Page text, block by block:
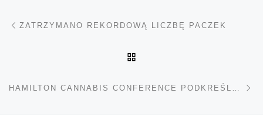
Nawigacja wpisu
ZATRZYMANO REKORDOWĄ LICZBĘ PACZEK